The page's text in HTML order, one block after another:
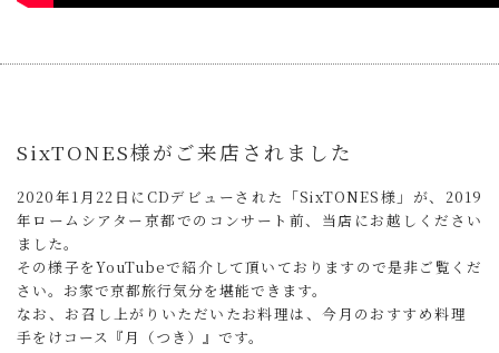
SixTONES様がご来店されました
2020年1月22日にCDデビューされた「SixTONES様」が、2019
年ロームシアター京都でのコンサート前、当店にお越しください
ました。
その様子をYouTubeで紹介して頂いておりますので是非ご覧くだ
さい。お家で京都旅行気分を堪能できます。
なお、お召し上がりいただいたお料理は、今月のおすすめ料理
手をけコース『月（つき）』です。